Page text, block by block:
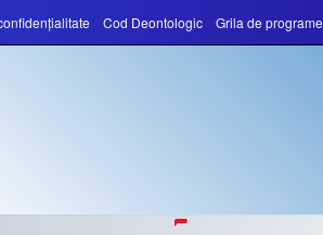
Cod Deontologic Grila de programe